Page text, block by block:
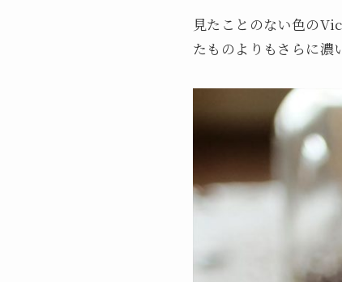
見たことのない色の
たものよりもさらに濃